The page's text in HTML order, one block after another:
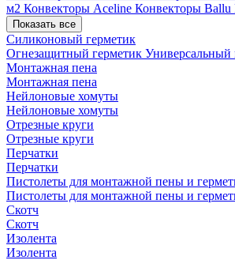
м2 Конвекторы Aceline Конвекторы Ballu
Показать все
Силиконовый герметик
Огнезащитный герметик Универсальный
Монтажная пена
Монтажная пена
Нейлоновые хомуты
Нейлоновые хомуты
Отрезные круги
Отрезные круги
Перчатки
Перчатки
Пистолеты для монтажной пены и
Пистолеты для монтажной пены и
Скотч
Скотч
Изолента
Изолента